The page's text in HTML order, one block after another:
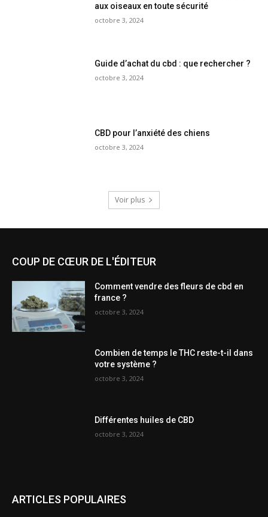
aux oiseaux en toute sécurité
octobre 3, 2024
Guide d’achat du cbd : que rechercher ?
octobre 3, 2024
CBD pour l’anxiété des chiens
octobre 3, 2024
Voir plus
COUP DE CŒUR DE L'ÉDITEUR
Comment vendre des fleurs de cbd en
france ?
octobre 3, 2024
Combien de temps le THC reste-t-il dans
votre système ?
octobre 3, 2024
Différentes huiles de CBD
octobre 3, 2024
ARTICLES POPULAIRES